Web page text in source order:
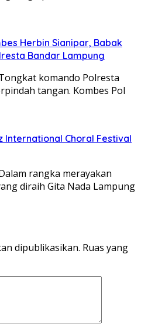
Herbin Sianipar, Babak
Bandar Lampung
komando Polresta
tangan. Kombes Pol
International Choral Festival
rangka merayakan
diraih Gita Nada Lampung
dipublikasikan. Ruas yang